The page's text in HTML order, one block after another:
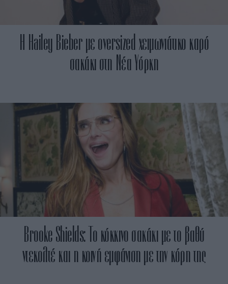
H Hailey Bieber με oversized χειμωνιάτικο καρό
σακάκι στη Νέα Υόρκη
Brooke Shields: To κόκκινο σακάκι με το βαθύ
ντεκολτέ και η κοινή εμφάνιση με την κόρη της